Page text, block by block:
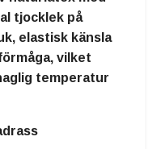
tjocklek på
elastisk känsla
vilket
temperatur